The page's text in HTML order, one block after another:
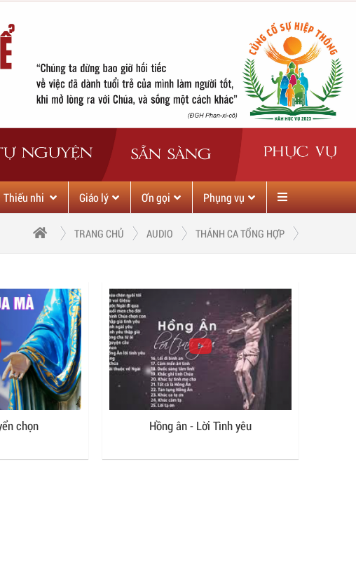
Thiếu nhi Giáo lý Ơn gọi Phụng vụ
TRANG CHỦ AUDIO THÁNH CA TỔNG HỢP
chọn Hồng ân - Lời Tình yêu